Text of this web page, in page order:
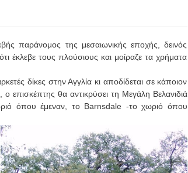
παράνομος της μεσαιωνικής εποχής, δεινός
έκλεβε τους πλούσιους και μοίραζε τα χρήματα
δίκες στην Αγγλία κι αποδίδεται σε κάποιον
ο επισκέπτης θα αντικρύσει τη Μεγάλη Βελανιδιά
όπου έμεναν, το Barnsdale -το χωριό όπου